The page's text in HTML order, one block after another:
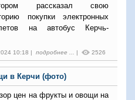
рассказал свою
покупки электронных
на автобус Керчь-
10:18 | подробнее ... | 2526
в Керчи (фото)
цен на фрукты и овощи на